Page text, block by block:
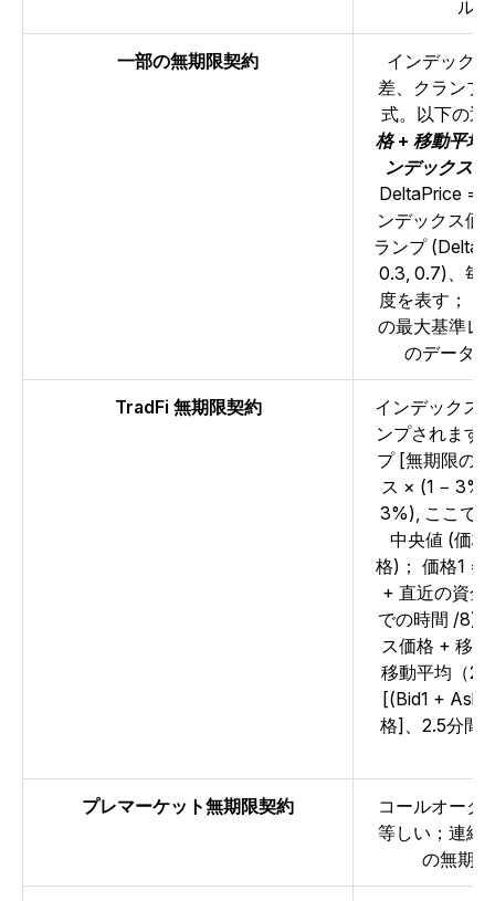
ル
一部の無期限契約
インデック
差、クランプ
式。以下の通
格 + 移動平均
ンデックス
DeltaPrice =
ンデックス価
ランプ
0.3, 0.7)、毎
度を表す；
の最大基準レ
のデータ
TradFi 無期限契約
インデックス
ンプされます
プ [無期限の
ス × (1 −
3%), ここで
中央値 (価格
格)； 価格1 =
+ 直近の資金
での時間 /8)]
ス価格 + 移
移動平均（
[(Bid1 +
格]、2.5分間
プレマーケット無期限契約
コールオーク
等しい；連続
の無期